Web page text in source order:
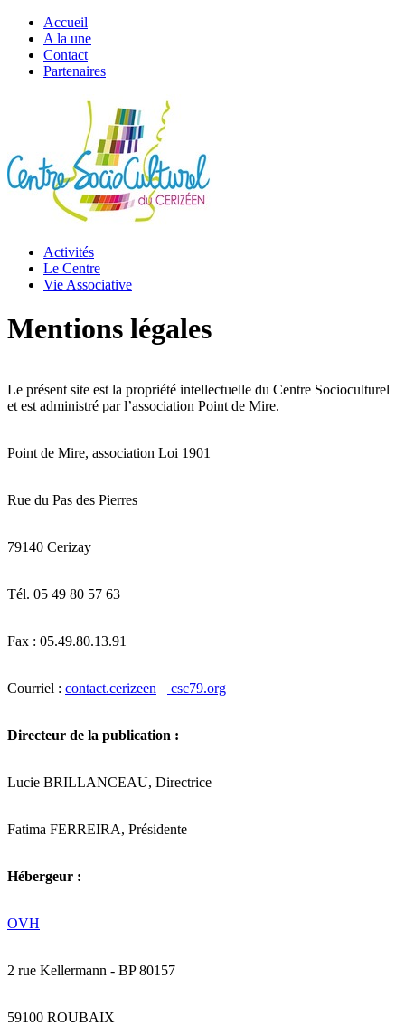
Accueil
A la une
Contact
Partenaires
Activités
Le Centre
Vie Associative
Mentions légales
Le présent site est la propriété intellectuelle du Centre Socioculturel
et est administré par l’association Point de Mire.
Point de Mire, association Loi 1901
Rue du Pas des Pierres
79140 Cerizay
Tél. 05 49 80 57 63
Fax : 05.49.80.13.91
Courriel : contact.cerizeen csc79.org
Directeur de la publication :
Lucie BRILLANCEAU, Directrice
Fatima FERREIRA, Présidente
Hébergeur :
OVH
2 rue Kellermann - BP 80157
59100 ROUBAIX